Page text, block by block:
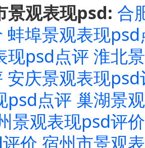
景观表现psd: 合
蚌埠景观表现psd
现psd点评 淮北
安庆景观表现psd
psd点评 巢湖景
景观表现psd评价
价 宿州市景观